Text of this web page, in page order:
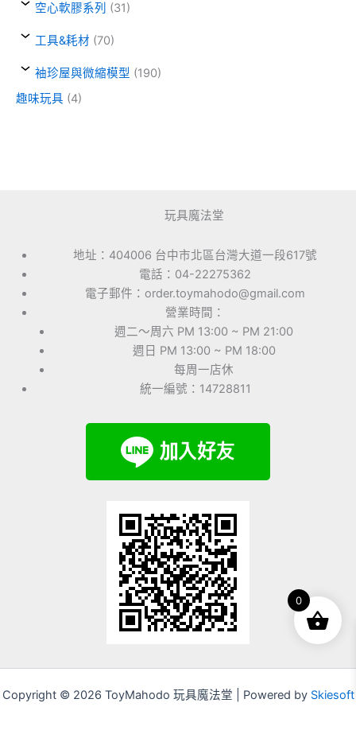
空心軟膠系列 (31)
工具&耗材 (70)
袖珍屋與微縮模型 (190)
趣味玩具 (4)
玩具魔法堂
地址：404006 台中市北區台灣大道一段617號
電話：04-22275362
電子郵件：order.toymahodo@gmail.com
營業時間：
週二～周六 PM 13:00 ~ PM 21:00
週日 PM 13:00 ~ PM 18:00
每周一店休
統一編號：14728811
Copyright © 2026 ToyMahodo 玩具魔法堂 | Powered by Skiesoft
0